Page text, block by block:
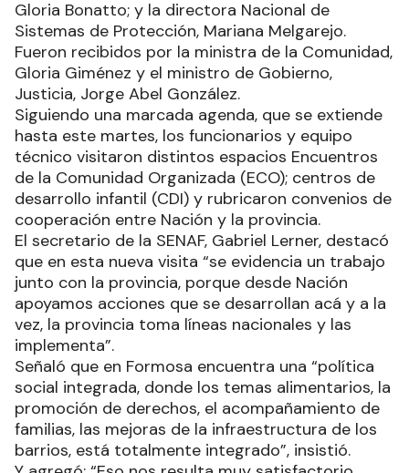
Gloria Bonatto; y la directora Nacional de
Sistemas de Protección, Mariana Melgarejo.
Fueron recibidos por la ministra de la Comunidad,
Gloria Giménez y el ministro de Gobierno,
Justicia, Jorge Abel González.
Siguiendo una marcada agenda, que se extiende
hasta este martes, los funcionarios y equipo
técnico visitaron distintos espacios Encuentros
de la Comunidad Organizada (ECO); centros de
desarrollo infantil (CDI) y rubricaron convenios de
cooperación entre Nación y la provincia.
El secretario de la SENAF, Gabriel Lerner, destacó
que en esta nueva visita “se evidencia un trabajo
junto con la provincia, porque desde Nación
apoyamos acciones que se desarrollan acá y a la
vez, la provincia toma líneas nacionales y las
implementa”.
Señaló que en Formosa encuentra una “política
social integrada, donde los temas alimentarios, la
promoción de derechos, el acompañamiento de
familias, las mejoras de la infraestructura de los
barrios, está totalmente integrado”, insistió.